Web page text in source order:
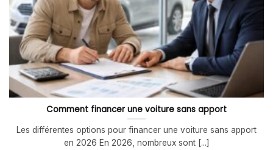
Comment financer une voiture sans apport
Les différentes options pour financer une voiture sans apport
en 2026 En 2026, nombreux sont [...]